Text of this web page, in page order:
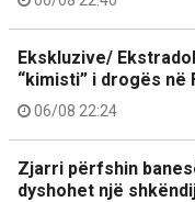
Ekskluzive/
“kimisti” i drogës në
06/08 22:24
Zjarri përfshin
dyshohet një